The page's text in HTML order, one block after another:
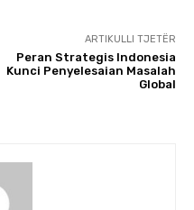
ARTIKULLI TJETËR
Peran Strategis Indonesia
Kunci Penyelesaian Masalah
Global